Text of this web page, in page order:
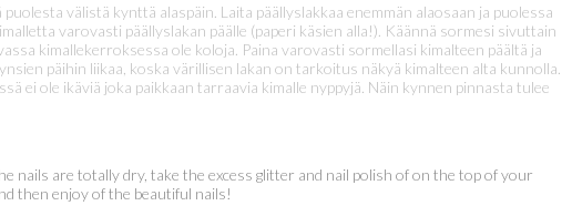
välistä kynttä alaspäin. Laita päällyslakkaa enemmän alaosaan ja puolessa
varovasti päällyslakan päälle (paperi käsien alla!). Käännä sormesi sivuttain
kimallekerroksessa ole koloja. Paina varovasti sormellasi kimalteen päältä ja
päihin liikaa, koska värillisen lakan on tarkoitus näkyä kimalteen alta kunnolla.
ei ole ikäviä joka paikkaan tarraavia kimalle nyppyjä. Näin kynnen pinnasta tulee
nails are totally dry, take the excess glitter and nail polish of on the top of your
then enjoy of the beautiful nails!